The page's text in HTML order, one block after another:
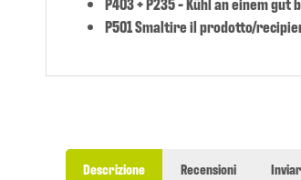
P501 Smaltire il prodotto/
Descrizione Recensioni